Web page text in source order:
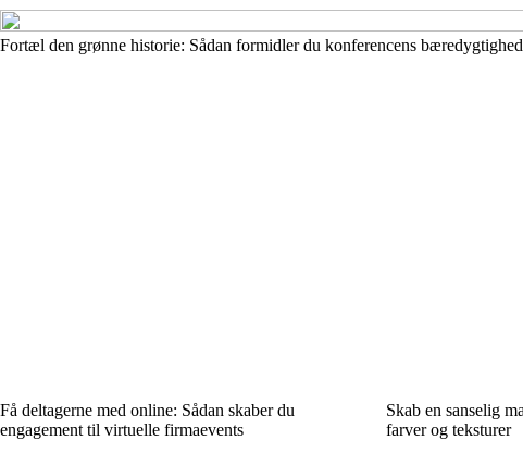
Fortæl den grønne historie: Sådan formidler du konferencens
Få deltagerne med online: Sådan skaber du
engagement til virtuelle firmaevents
Skab en sanselig
farver og teksturer